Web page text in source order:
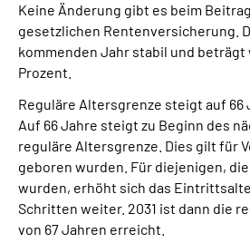
Suche
Mein
Keine Änderung gibt es beim
gesetzlichen Rentenversicherung.
kommenden Jahr stabil und beträgt
Prozent.
Reguläre Altersgrenze steigt auf 66
Auf 66 Jahre steigt zu Beginn des
reguläre Altersgrenze. Dies gilt für
geboren wurden. Für diejenigen,
wurden, erhöht sich das
Schritten weiter. 2031 ist dann die
von 67 Jahren erreicht.